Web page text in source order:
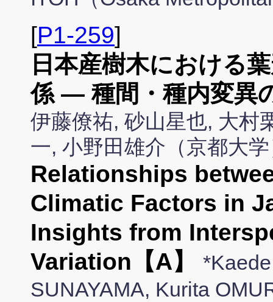
[P1-259]
日本産樹木における
係 ― 種間・種内変異
伊藤僚祐, 砂山星也, 大村
一, 小野田雄介（京都大
Relationships
Climatic Factors in
Insights from
Variation【A】
SUNAYAMA, Kurita